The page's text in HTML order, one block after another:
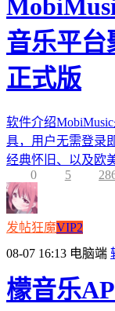
音乐平台
正式版
软件介绍
具，用户无需登录
经典怀旧、以及欧
0
5
发帖狂魔VIP2
08-07 16:13 电脑端
檬音乐